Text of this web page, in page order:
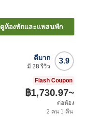
ดูห้องพักและแพลนพัก
3.9
ดีมาก
มี 28รีวิว
Flash Coupon
฿1,730.97~
ต่อห้อง
2 คน 1 คืน